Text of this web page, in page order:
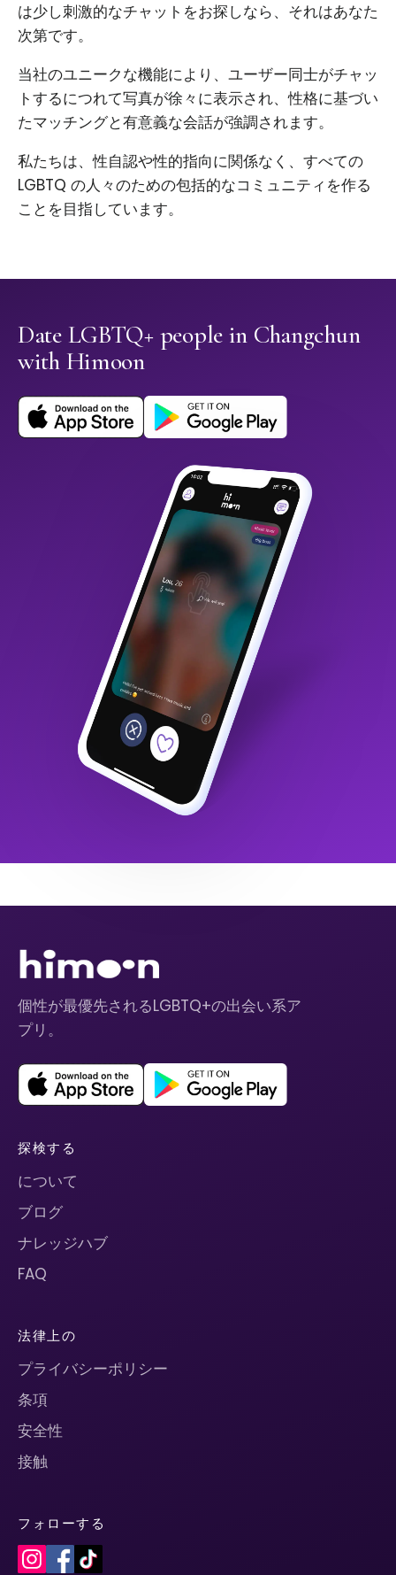
は少し刺激的なチャットをお探しなら、それはあなた
次第です。
当社のユニークな機能により、ユーザー同士がチャッ
トするにつれて写真が徐々に表示され、性格に基づい
たマッチングと有意義な会話が強調されます。
私たちは、性自認や性的指向に関係なく、すべての
LGBTQ の人々のための包括的なコミュニティを作る
ことを目指しています。
Date LGBTQ+ people in Changchun
with Himoon
個性が最優先されるLGBTQ+の出会い系ア
プリ。
探検する
について
ブログ
ナレッジハブ
FAQ
法律上の
プライバシーポリシー
条項
安全性
接触
フォローする